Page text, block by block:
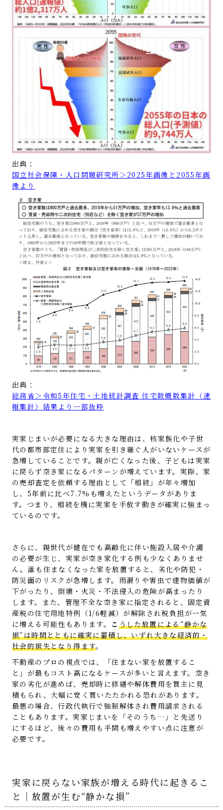
出典：
国立社会保障・人口問題研究所＞2025年画像と2055年画
像 より
出典：
総務省＞令和5年住宅・土地統計調査 住宅数概数集計（速
報集計）結果より一部抜粋
実家じまいが必要になる大きな理由は、核家族化や子世
代の都市部定住により実家を引き継ぐ人がいないケースが
急増していることです。親が亡くなった後、子どもは実家
に戻らず空き家になるパターンが増えています。実際、家
の売却査定を依頼する理由として「相続」が年々増加
し、5年前に比べ7.7%も増えたというデータがありま
す。つまり、相続を機に実家を手放す動きが確実に強まっ
ているのです。
さらに、親世代が健在でも高齢化に伴い施設入居や介護
の必要が生じ、実家が空き家化する例も少なくありませ
ん。誰も住まなくなった家を放置すると、劣化や防犯・
防災面のリスクが急増します。雨漏りや害虫で建物価値が
下がったり、倒壊・火災・不法侵入の危険が高まったり
します。また、管理不全な空き家に指定されると、固定資
産税の住宅用地特例（1/6軽減）が解除され税負担が一気
に増える可能性もあります。 こ うした放置による“静かな
損”は時間とともに確実に蓄積し、いずれ大きな経済的・
社会的損失となり得ます。
不動産のプロの視点では、「住まない家を放置するこ
と」が最もコスト高になるケースが多いと言えます。空き
家の劣化が進めば、売却時に修繕や解体費用を買主に見
積もられ、大幅に安く買いたたかれる恐れがあります。
最悪の場合、行政代執行で強制解体され費用請求される
こともあります。実家じまいを「そのうち…」と先送り
にするほど、後々の費用も手間も増えやすい点に注意が
必要です。
実家に戻らない家族が増える時代に起きるこ
と｜放置が生む“静かな損”